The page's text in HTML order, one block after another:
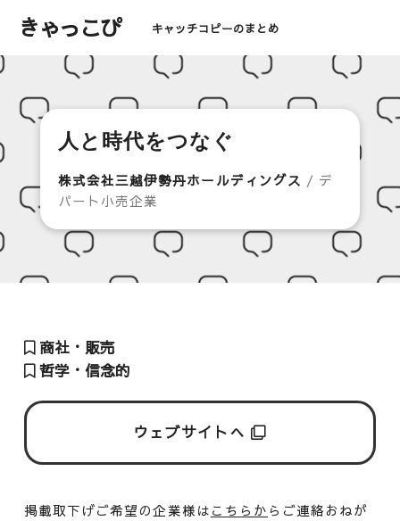
きゃっこぴ キャッチコピーのまとめ
人と時代をつなぐ
株式会社三越伊勢丹ホールディングス / デ
パート小売企業
商社・販売
哲学・信念的
ウェブサイトへ
掲載取下げご希望の企業様は こちらか らご連絡おねが